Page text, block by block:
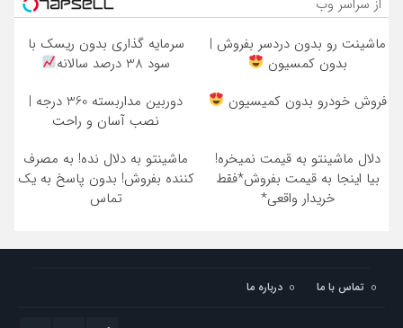
ماشینت رو بدون دردسر بفروش |
بدون کمسیون
سرمایه گذاری بدون ریسک با
سود 38 درصد سالانه
فروش خودرو بدون کمیسیون
دوربین مداربسته 360 درجه |
نصب آسان و راحت
دلال ماشینتو به قیمت نمیخره!
بیا اینجا به قیمت بفروش*فقط
خریدار واقعی*
ماشینتو به دلال نده! به مصرف
کننده بفروش! بدون پاسخ به یک
تماس
تماس با ما درباره ما